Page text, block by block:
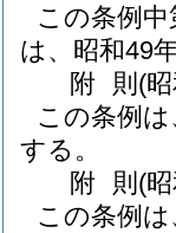
この条例
は、昭和49
附 則 (
この条例
する。
附 則 (
この条例